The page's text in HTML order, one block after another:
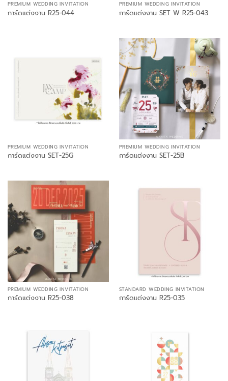
PREMIUM WEDDING INVITATION
การ์ดแต่งงาน R25-044
PREMIUM WEDDING INVITATION
การ์ดแต่งงาน SET W R25-043
PREMIUM WEDDING INVITATION
การ์ดแต่งงาน SET-25G
PREMIUM WEDDING INVITATION
การ์ดแต่งงาน SET-25B
PREMIUM WEDDING INVITATION
การ์ดแต่งงาน R25-038
STANDARD WEDDING INVITATION
การ์ดแต่งงาน R25-035